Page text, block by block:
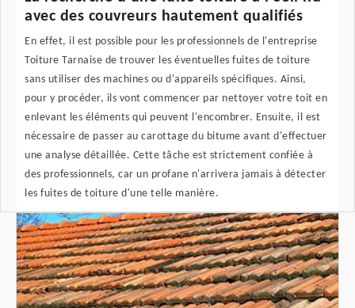
avec des couvreurs hautement qualifiés
En effet, il est possible pour les professionnels de l'entreprise
Toiture Tarnaise de trouver les éventuelles fuites de toiture
sans utiliser des machines ou d'appareils spécifiques. Ainsi,
pour y procéder, ils vont commencer par nettoyer votre toit en
enlevant les éléments qui peuvent l'encombrer. Ensuite, il est
nécessaire de passer au carottage du bitume avant d'effectuer
une analyse détaillée. Cette tâche est strictement confiée à
des professionnels, car un profane n'arrivera jamais à détecter
les fuites de toiture d'une telle manière.